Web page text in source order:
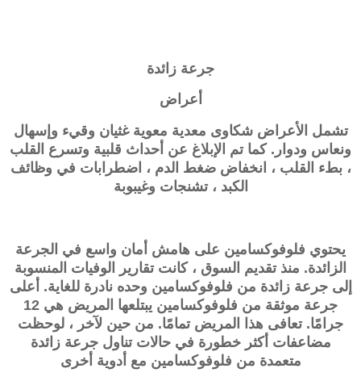
جرعة زائدة
أعراض
تشمل الأعراض شكاوى معدية معوية غثيان وقيء وإسهال
ونعاس ودوار. كما تم الإبلاغ عن أحداث قلبية وتسرع القلب
، بطء القلب ، انخفاض ضغط الدم ، اضطرابات في وظائف
الكبد ، تشنجات وغيبوبة
يحتوي فلوفوكسامين على هامش أمان واسع في الجرعة
الزائدة. منذ تقديم السوق ، كانت تقارير الوفيات المنسوبة
إلى جرعة زائدة من فلوفوكسامين وحده نادرة للغاية. أعلى
جرعة موثقة من فلوفوكسامين يبتلعها المريض هي 12
جرامًا. تعافى هذا المريض تمامًا. من حين لآخر ، لوحظت
مضاعفات أكثر خطورة في حالات تناول جرعة زائدة
متعمدة من فلوفوكسامين مع أدوية أخرى